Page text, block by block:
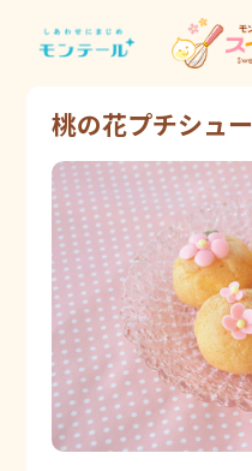
桃の花プチシュー